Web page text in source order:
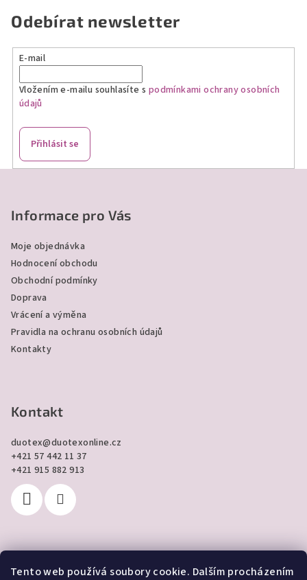
Tento web používá soubory cookie. Dalším procházením
Odebírat newsletter
E-mail
Vložením e-mailu souhlasíte s podmínkami ochrany osobních
údajů
Přihlásit se
Informace pro Vás
Moje objednávka
Hodnocení obchodu
Obchodní podmínky
Doprava
Vrácení a výměna
Pravidla na ochranu osobních údajů
Kontakty
Kontakt
duotex@duotexonline.cz
+421 57 442 11 37
+421 915 882 913